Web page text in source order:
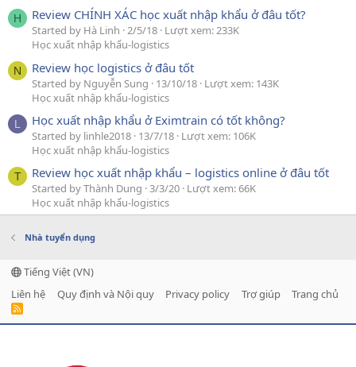
H Review CHÍNH XÁC học xuất nhập khẩu ở đâu tốt?
Started by Hà Linh 2/5/18 Lượt xem: 233K
Học xuất nhập khẩu-logistics
N Review học logistics ở đâu tốt
Started by Nguyễn Sung 13/10/18 Lượt xem: 143K
Học xuất nhập khẩu-logistics
L Học xuất nhập khẩu ở Eximtrain có tốt không?
Started by linhle2018 13/7/18 Lượt xem: 106K
Học xuất nhập khẩu-logistics
T Review học xuất nhập khẩu – logistics online ở đâu tốt
Started by Thành Dung 3/3/20 Lượt xem: 66K
Học xuất nhập khẩu-logistics
Nhà tuyển dụng
Tiếng Việt (VN)
Liên hệ
Quy định và Nội quy Privacy policy Trợ giúp Trang chủ
R